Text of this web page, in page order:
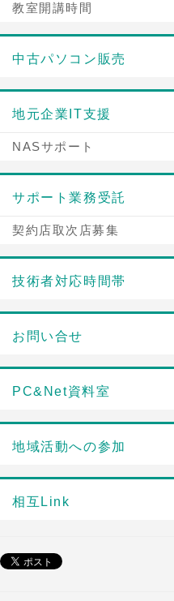
教室開講時間
中古パソコン販売
地元企業IT支援
NASサポート
サポート業務受託
契約店取次店募集
技術者対応時間帯
お問い合せ
PC&Net資料室
地域活動への参加
相互Link